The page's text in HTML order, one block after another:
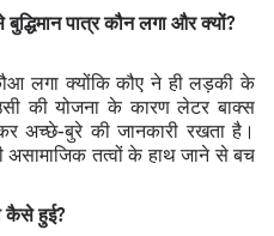
पात्र कौन लगा और क्यों?
लगा क्योंकि कौए ने ही लड़की के
की योजना के कारण लेटर बाक्स
अच्छे-बुरे की जानकारी रखता है।
तत्वों के हाथ जाने से बच
कैसे हुई?